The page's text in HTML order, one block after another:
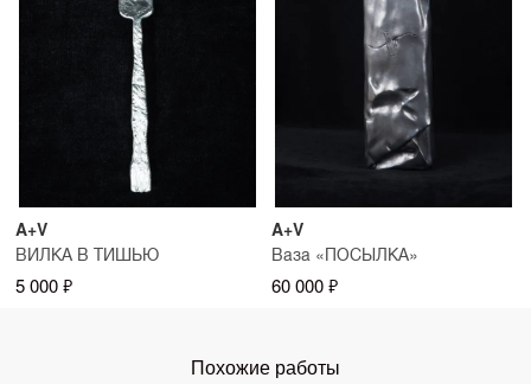
A+V
ВИЛКА В ТИШЬЮ
5 000 ₽
A+V
Ваза «ПОСЫЛКА»
60 000 ₽
Похожие работы